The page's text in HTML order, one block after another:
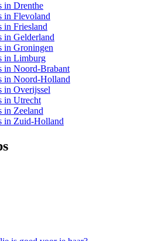
in Drenthe
in Flevoland
in Friesland
in Gelderland
in Groningen
in Limburg
in Noord-Brabant
in Noord-Holland
in Overijssel
in Utrecht
in Zeeland
in Zuid-Holland